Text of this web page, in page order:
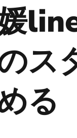
ス
る